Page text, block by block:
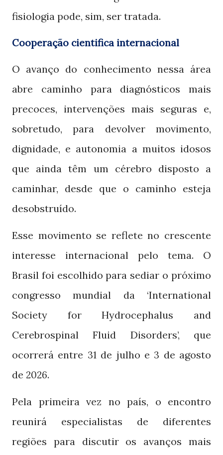
fisiologia pode, sim, ser tratada.
Cooperação cientifica internacional
O avanço do conhecimento nessa área
abre caminho para diagnósticos mais
precoces, intervenções mais seguras e,
sobretudo, para devolver movimento,
dignidade, e autonomia a muitos idosos
que ainda têm um cérebro disposto a
caminhar, desde que o caminho esteja
desobstruído.
Esse movimento se reflete no crescente
interesse internacional pelo tema. O
Brasil foi escolhido para sediar o próximo
congresso mundial da ‘International
Society for Hydrocephalus and
Cerebrospinal Fluid Disorders’, que
ocorrerá entre 31de julho e 3 de agosto
de 2026.
Pela primeira vez no país, o encontro
reunirá especialistas de diferentes
regiões para discutir os avanços mais